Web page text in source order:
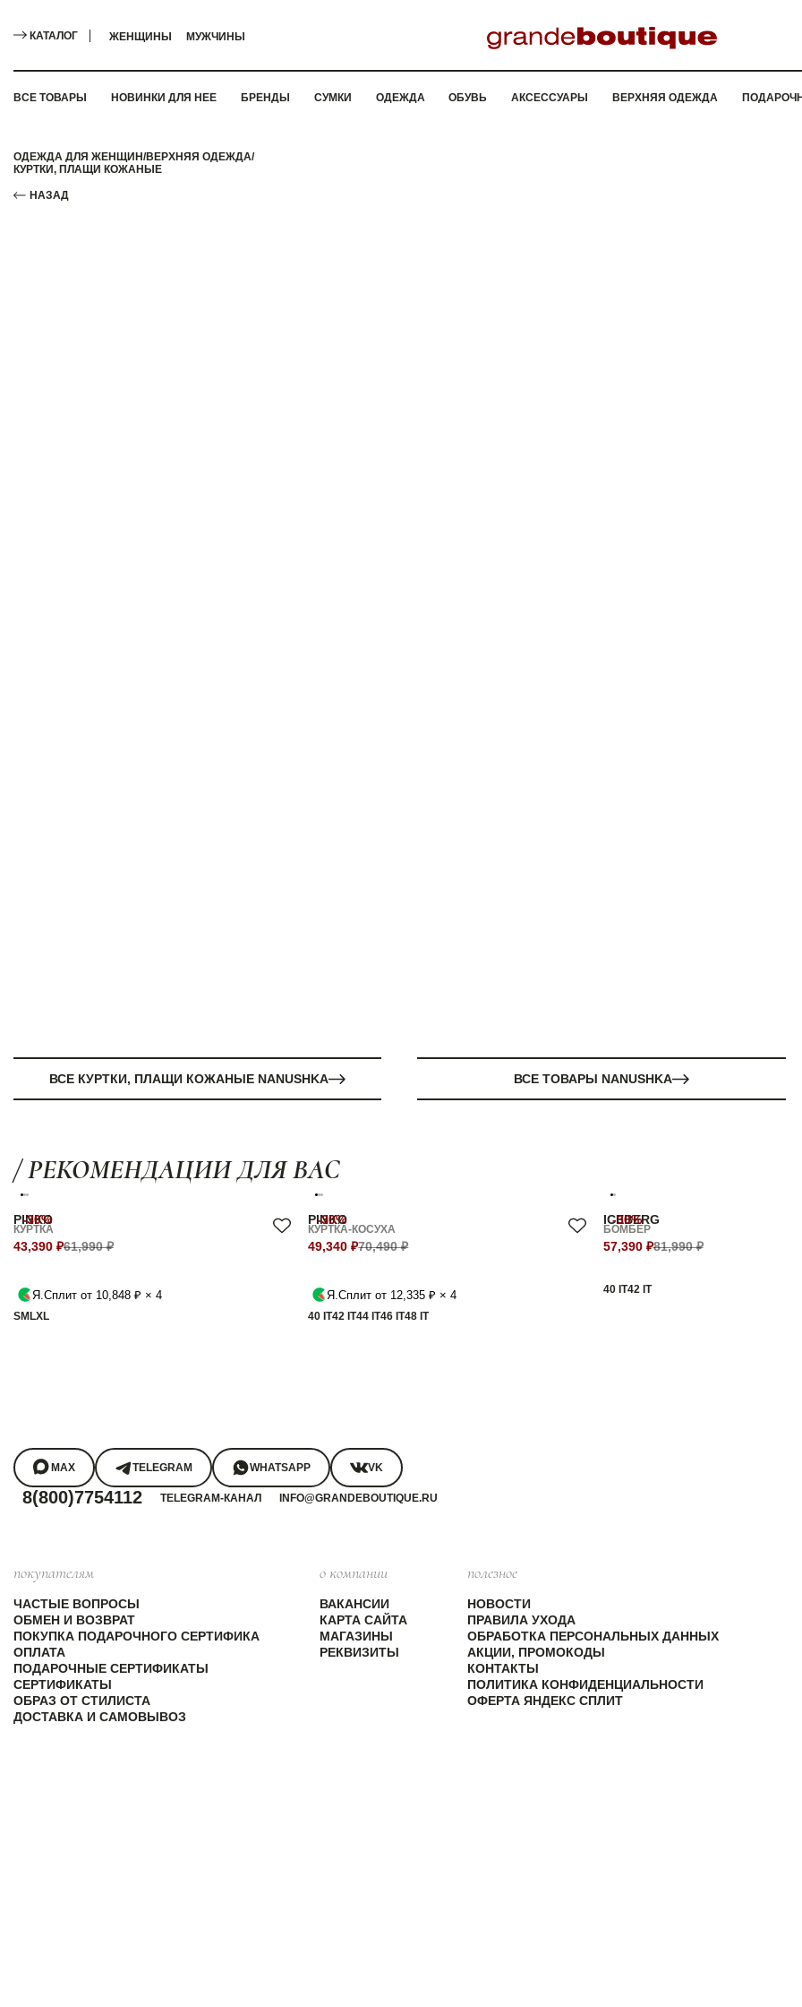
КАТАЛОГ ЖЕНЩИНЫ МУЖЧИНЫ
ВСЕ ТОВАРЫ НОВИНКИ ДЛЯ НЕЕ БРЕНДЫ СУМКИ ОДЕЖДА ОБУВЬ АКСЕССУАРЫ ВЕРХНЯЯ ОДЕЖДА
ОДЕЖДА ДЛЯ ЖЕНЩИН/ВЕРХНЯЯ ОДЕЖДА/
КУРТКИ, ПЛАЩИ КОЖАНЫЕ
НАЗАД
ВСЕ КУРТКИ, ПЛАЩИ КОЖАНЫЕ NANUSHKA ВСЕ ТОВАРЫ NANUSHKA
/ РЕКОМЕНДАЦИИ ДЛЯ ВАС
-30%
PINKO
КУРТКА
43,390 ₽61,990 ₽
Я.Сплит от 10,848 ₽ × 4
SM LXL
-30%
PINKO
КУРТКА-КОСУХА
49,340 ₽70,490 ₽
Я.Сплит от 12,335 ₽ × 4
40 IT42 IT44 IT46 IT48 IT
-30%
ICEBERG
БОМБЕР
57,390 ₽81,990 ₽
40 IT42 IT
MAX TELEGRAM WHATSAPP VK
8(800)7754112 TELEGRAM-КАНАЛ INFO@GRANDEBOUTIQUE.RU
покупателям
ЧАСТЫЕ ВОПРОСЫ
ОБМЕН И ВОЗВРАТ
ПОКУПКА ПОДАРОЧНОГО СЕРТИФИКА
ОПЛАТА
ПОДАРОЧНЫЕ СЕРТИФИКАТЫ
СЕРТИФИКАТЫ
ОБРАЗ ОТ СТИЛИСТА
ДОСТАВКА И САМОВЫВОЗ
о компании
ВАКАНСИИ
КАРТА САЙТА
МАГАЗИНЫ
РЕКВИЗИТЫ
полезное
НОВОСТИ
ПРАВИЛА УХОДА
ОБРАБОТКА ПЕРСОНАЛЬНЫХ ДАННЫХ
АКЦИИ, ПРОМОКОДЫ
КОНТАКТЫ
ПОЛИТИКА КОНФИДЕНЦИАЛЬНОСТИ
ОФЕРТА ЯНДЕКС СПЛИТ